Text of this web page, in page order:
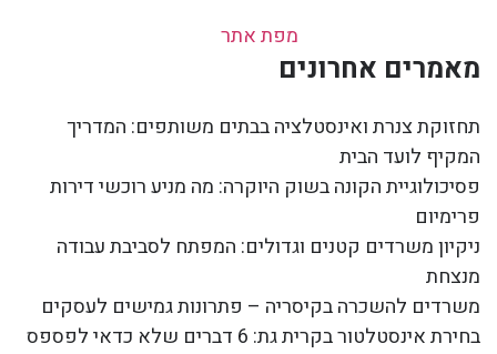
מפת אתר
מאמרים אחרונים
תחזוקת צנרת ואינסטלציה בבתים משותפים: המדריך
המקיף לועד הבית
פסיכולוגיית הקונה בשוק היוקרה: מה מניע רוכשי דירות
פרימיום
ניקיון משרדים קטנים וגדולים: המפתח לסביבת עבודה
מנצחת
משרדים להשכרה בקיסריה – פתרונות גמישים לעסקים
בחירת אינסטלטור בקרית גת: 6 דברים שלא כדאי לפספס